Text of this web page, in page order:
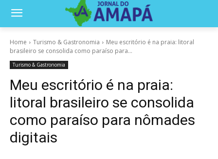
Home Turismo & Gastronomia
Meu escritório é na praia: litoral
brasileiro se consolida como paraíso para...
Turismo & Gastronomia
Meu escritório é na praia:
litoral brasileiro se consolida
como paraíso para nômades
digitais